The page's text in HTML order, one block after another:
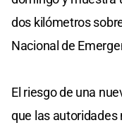
dos kilómetros
Nacional de
El riesgo de una
que las autoridades